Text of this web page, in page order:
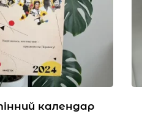
календар